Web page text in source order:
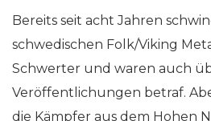
Bereits seit acht Jahren
schwedischen Folk/Viking
Schwerter und waren auch
Veröffentlichungen betraf.
die Kämpfer aus dem Hohen